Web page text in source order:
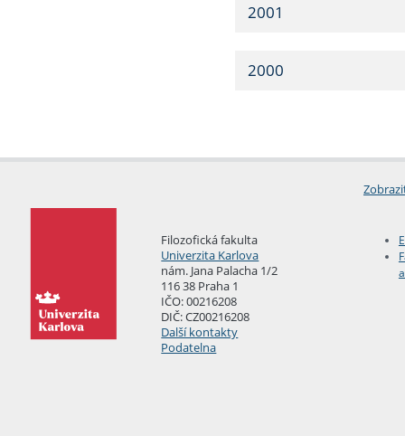
2001
2000
Filozofická fakulta
Univerzita Karlova
nám. Jana Palacha 1/2
116 38 Praha 1
IČO: 00216208
DIČ: CZ00216208
Další kontakty
Podatelna